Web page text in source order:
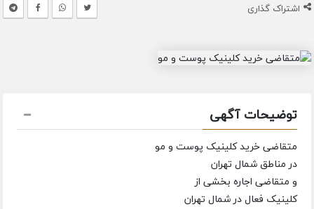
اشتراک گذاری
توضیحات آگهی
متقاضی خرید کلینیک پوست و مو
در مناطق شمال تهران
و متقاضی اجاره بخشی از
کلینیک فعال در شمال تهران